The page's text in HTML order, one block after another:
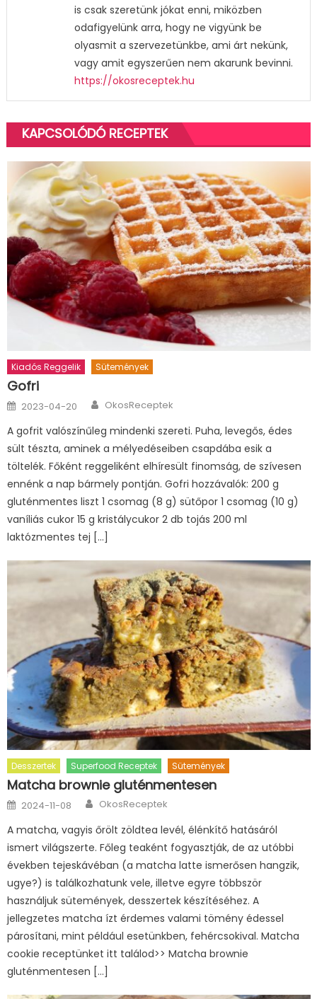
is csak szeretünk jókat enni, miközben
odafigyelünk arra, hogy ne vigyünk be
olyasmit a szervezetünkbe, ami árt nekünk,
vagy amit egyszerűen nem akarunk bevinni.
https://okosreceptek.hu
KAPCSOLÓDÓ RECEPTEK
Kiadós Reggelik Sütemények
Gofri
Posted
on
2023-04-20 Author
OkosReceptek
A gofrit valószínűleg mindenki szereti. Puha, levegős, édes
sült tészta, aminek a mélyedéseiben csapdába esik a
töltelék. Főként reggeliként elhíresült finomság, de szívesen
ennénk a nap bármely pontján. Gofri hozzávalók: 200 g
gluténmentes liszt 1 csomag (8 g) sütőpor 1 csomag (10 g)
vaníliás cukor 15 g kristálycukor 2 db tojás 200 ml
laktózmentes tej […]
Desszertek Superfood Receptek Sütemények
Matcha brownie gluténmentesen
Posted
on
2024-11-08 Author
OkosReceptek
A matcha, vagyis őrölt zöldtea levél, élénkítő hatásáról
ismert világszerte. Főleg teaként fogyasztják, de az utóbbi
években tejeskávéban (a matcha latte ismerősen hangzik,
ugye?) is találkozhatunk vele, illetve egyre többször
használjuk sütemények, desszertek készítéséhez. A
jellegzetes matcha ízt érdemes valami tömény édessel
párosítani, mint például esetünkben, fehércsokival. Matcha
cookie receptünket itt találod>> Matcha brownie
gluténmentesen […]